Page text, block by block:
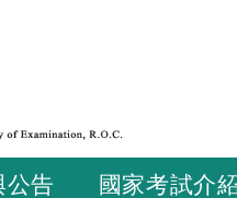
公告 國家考試介